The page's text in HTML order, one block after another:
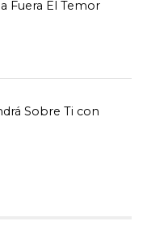
Fuera El Temor
Sobre Ti con